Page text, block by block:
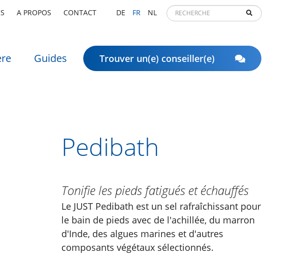
A PROPOS CONTACT DE FR NL
Guides Trouver un(e) conseiller(e)
Pedibath
Tonifie les pieds fatigués et échauffés
Le JUST Pedibath est un sel rafraîchissant pour
le bain de pieds avec de l'achillée, du marron
d'Inde, des algues marines et d'autres
composants végétaux sélectionnés.